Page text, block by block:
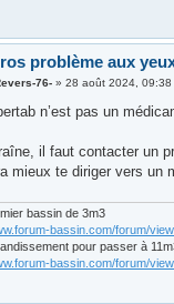
problème aux
76- »28 août 2024, 09:38
n’est pas un
il faut contacter un
mieux te diriger vers
bassin de 3m3
bassin.com/forum/
pour passer à
bassin.com/forum/view